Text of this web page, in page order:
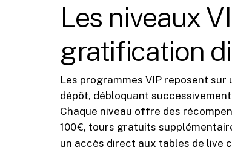
Les niveaux
gratification
Les programmes VIP reposent
dépôt, débloquant
Chaque niveau offre des
100 €, tours gratuits
un accès direct aux tables de live